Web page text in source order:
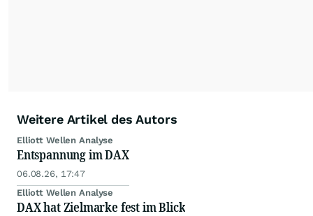
Weitere Artikel des Autors
Elliott Wellen Analyse
Entspannung im DAX
06.08.26, 17:47
Elliott Wellen Analyse
DAX hat Zielmarke fest im Blick